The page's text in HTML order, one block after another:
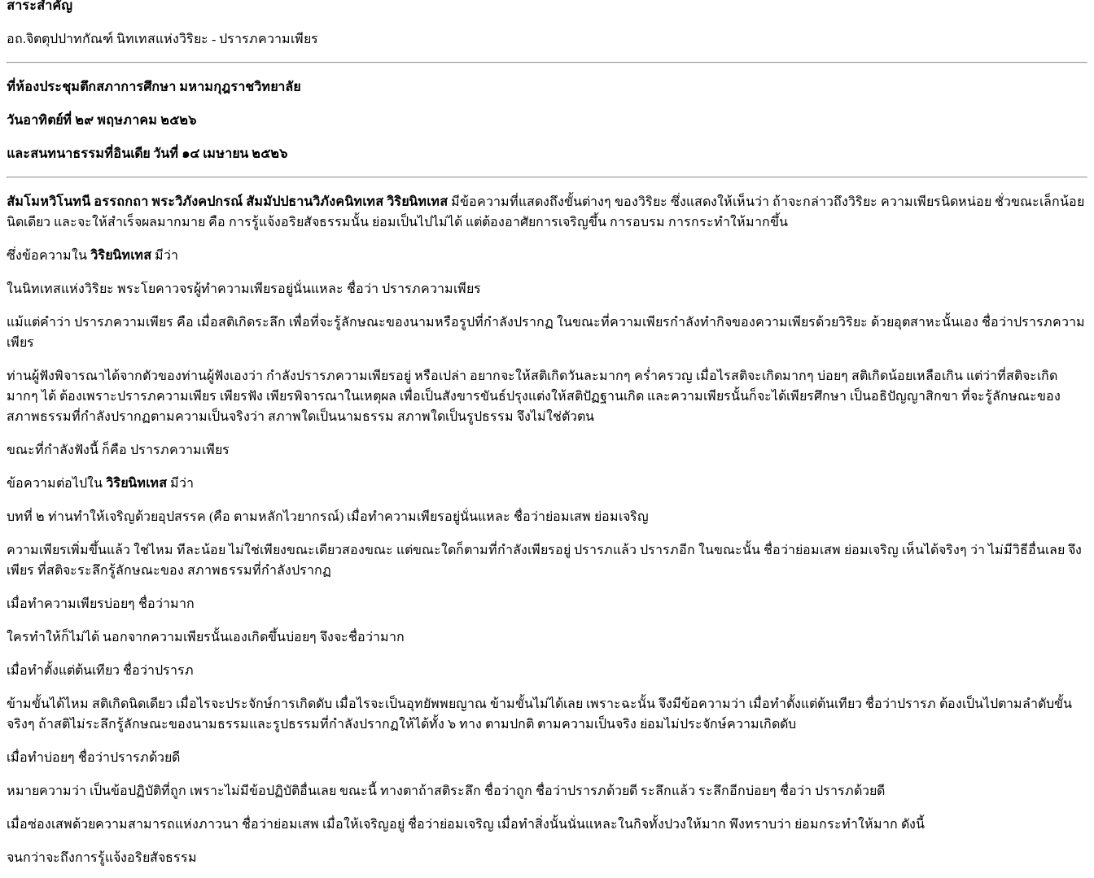
สาระสำคัญ
อถ.จิตตุปปาทกัณฑ์ นิทเทสแห่งวิริยะ - ปรารภความเพียร
ที่ห้องประชุมตึกสภาการศึกษา มหามกุฎราชวิทยาลัย
วันอาทิตย์ที่ ๒๙ พฤษภาคม ๒๕๒๖
และสนทนาธรรมที่อินเดีย วันที่ ๑๔ เมษายน ๒๕๒๖
สัมโมหวิโนทนี อรรถกถา พระวิภังคปกรณ์ สัมมัปปธานวิภังคนิทเทส วิริยนิทเทส มีข้อความที่แสดงถึงขั้นต่างๆ ของวิริยะ ซึ่งแสดงให้เห็นว่า ถ้าจะกล่าวถึงวิริยะ ความเพียรนิดหน่อย ชั่วขณะเล็กน้อย
นิดเดียว และจะให้สำเร็จผลมากมาย คือ การรู้แจ้งอริยสัจธรรมนั้น ย่อมเป็นไปไม่ได้ แต่ต้องอาศัยการเจริญขึ้น การอบรม การกระทำให้มากขึ้น
ซึ่งข้อความใน วิริยนิทเทส มีว่า
ในนิทเทสแห่งวิริยะ พระโยคาวจรผู้ทำความเพียรอยู่นั่นแหละ ชื่อว่า ปรารภความเพียร
แม้แต่คำว่า ปรารภความเพียร คือ เมื่อสติเกิดระลึก เพื่อที่จะรู้ลักษณะของนามหรือรูปที่กำลังปรากฏ ในขณะที่ความเพียรกำลังทำกิจของความเพียรด้วยวิริยะ ด้วยอุตสาหะนั้นเอง ชื่อว่าปรารภความ
เพียร
ท่านผู้ฟังพิจารณาได้จากตัวของท่านผู้ฟังเองว่า กำลังปรารภความเพียรอยู่ หรือเปล่า อยากจะให้สติเกิดวันละมากๆ คร่ำครวญ เมื่อไรสติจะเกิดมากๆ บ่อยๆ สติเกิดน้อยเหลือเกิน แต่ว่าที่สติจะเกิด
มากๆ ได้ ต้องเพราะปรารภความเพียร เพียรฟัง เพียรพิจารณาในเหตุผล เพื่อเป็นสังขารขันธ์ปรุงแต่งให้สติปัฏฐานเกิด และความเพียรนั้นก็จะได้เพียรศึกษา เป็นอธิปัญญาสิกขา ที่จะรู้ลักษณะของ
สภาพธรรมที่กำลังปรากฏตามความเป็นจริงว่า สภาพใดเป็นนามธรรม สภาพใดเป็นรูปธรรม จึงไม่ใช่ตัวตน
ขณะที่กำลังฟังนี้ ก็คือ ปรารภความเพียร
ข้อความต่อไปใน วิริยนิทเทส มีว่า
บทที่ ๒ ท่านทำให้เจริญด้วยอุปสรรค (คือ ตามหลักไวยากรณ์) เมื่อทำความเพียรอยู่นั่นแหละ ชื่อว่าย่อมเสพ ย่อมเจริญ
ความเพียรเพิ่มขึ้นแล้ว ใช่ไหม ทีละน้อย ไม่ใช่เพียงขณะเดียวสองขณะ แต่ขณะใดก็ตามที่กำลังเพียรอยู่ ปรารภแล้ว ปรารภอีก ในขณะนั้น ชื่อว่าย่อมเสพ ย่อมเจริญ เห็นได้จริงๆ ว่า ไม่มีวิธีอื่นเลย จึง
เพียร ที่สติจะระลึกรู้ลักษณะของ สภาพธรรมที่กำลังปรากฏ
เมื่อทำความเพียรบ่อยๆ ชื่อว่ามาก
ใครทำให้ก็ไม่ได้ นอกจากความเพียรนั้นเองเกิดขึ้นบ่อยๆ จึงจะชื่อว่ามาก
เมื่อทำตั้งแต่ต้นเทียว ชื่อว่าปรารภ
ข้ามขั้นได้ไหม สติเกิดนิดเดียว เมื่อไรจะประจักษ์การเกิดดับ เมื่อไรจะเป็นอุทยัพพยญาณ ข้ามขั้นไม่ได้เลย เพราะฉะนั้น จึงมีข้อความว่า เมื่อทำตั้งแต่ต้นเทียว ชื่อว่าปรารภ ต้องเป็นไปตามลำดับขั้น
จริงๆ ถ้าสติไม่ระลึกรู้ลักษณะของนามธรรมและรูปธรรมที่กำลังปรากฏให้ได้ทั้ง ๖ ทาง ตามปกติ ตามความเป็นจริง ย่อมไม่ประจักษ์ความเกิดดับ
เมื่อทำบ่อยๆ ชื่อว่าปรารภด้วยดี
หมายความว่า เป็นข้อปฏิบัติที่ถูก เพราะไม่มีข้อปฏิบัติอื่นเลย ขณะนี้ ทางตาถ้าสติระลึก ชื่อว่าถูก ชื่อว่าปรารภด้วยดี ระลึกแล้ว ระลึกอีกบ่อยๆ ชื่อว่า ปรารภด้วยดี
เมื่อซ่องเสพด้วยความสามารถแห่งภาวนา ชื่อว่าย่อมเสพ เมื่อให้เจริญอยู่ ชื่อว่าย่อมเจริญ เมื่อทำสิ่งนั้นนั่นแหละในกิจทั้งปวงให้มาก พึงทราบว่า ย่อมกระทำให้มาก ดังนี้
จนกว่าจะถึงการรู้แจ้งอริยสัจธรรม